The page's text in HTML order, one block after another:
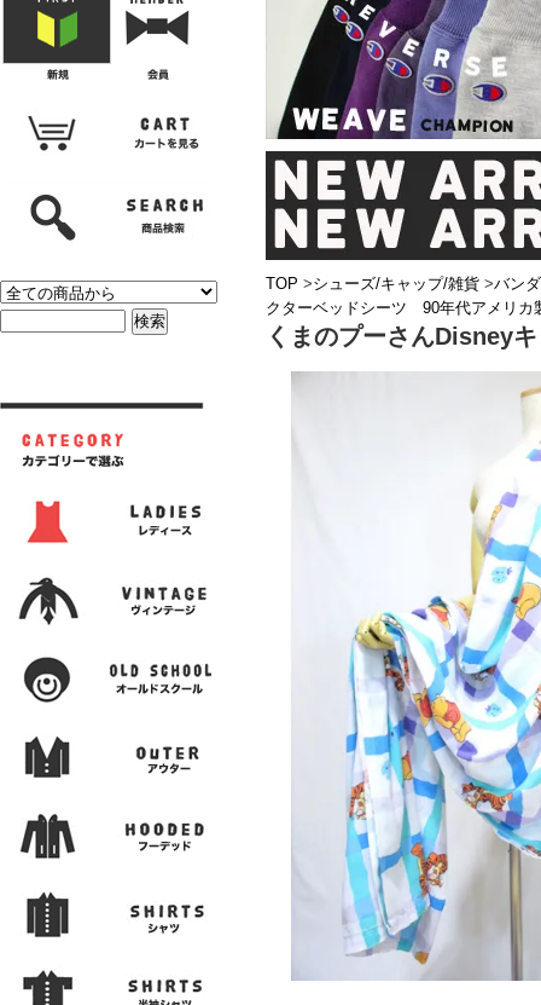
TOP >シューズ/キャップ/雑貨 >バン
クターベッドシーツ 90年代アメリカ
くまのプーさんDisney